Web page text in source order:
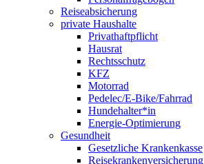
Reiseabsicherung
private Haushalte
Privathaftpflicht
Hausrat
Rechtsschutz
KFZ
Motorrad
Pedelec/E-Bike/Fahrrad
Hundehalter*in
Energie-Optimierung
Gesundheit
Gesetzliche Krankenkasse
Reisekrankenversicherung